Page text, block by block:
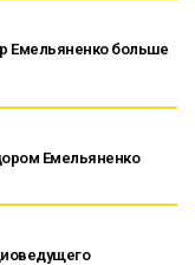
Емельяненко больше
Емельяненко